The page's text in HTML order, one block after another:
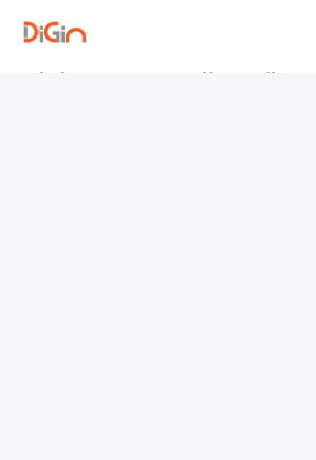
Digin - Technologijų